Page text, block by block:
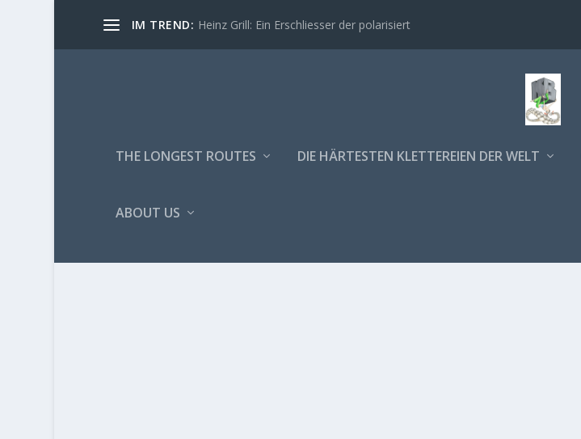
IM TREND: Heinz Grill: Ein Erschliesser der polarisiert
THE LONGEST ROUTES DIE HÄRTESTEN KLETTEREIEN DER WELT
ABOUT US